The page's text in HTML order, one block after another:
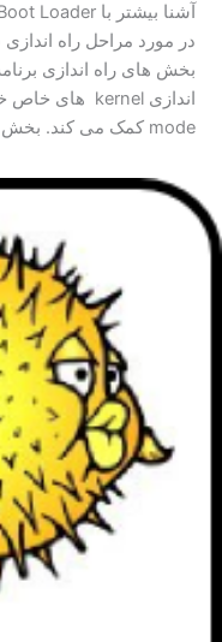
mode کمک می کند. بخش single